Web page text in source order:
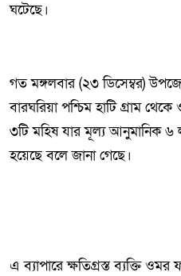
ঘটেছে।
গত মঙ্গলবার (২৩ ডিসেম্বর)
বারঘরিয়া পশ্চিম হাটি গ্রাম
৩টি মহিষ যার মূল্য আনুমানিক ৬
হয়েছে বলে জানা গেছে।
এ ব্যাপারে ক্ষতিগ্রস্ত ব্যক্তি